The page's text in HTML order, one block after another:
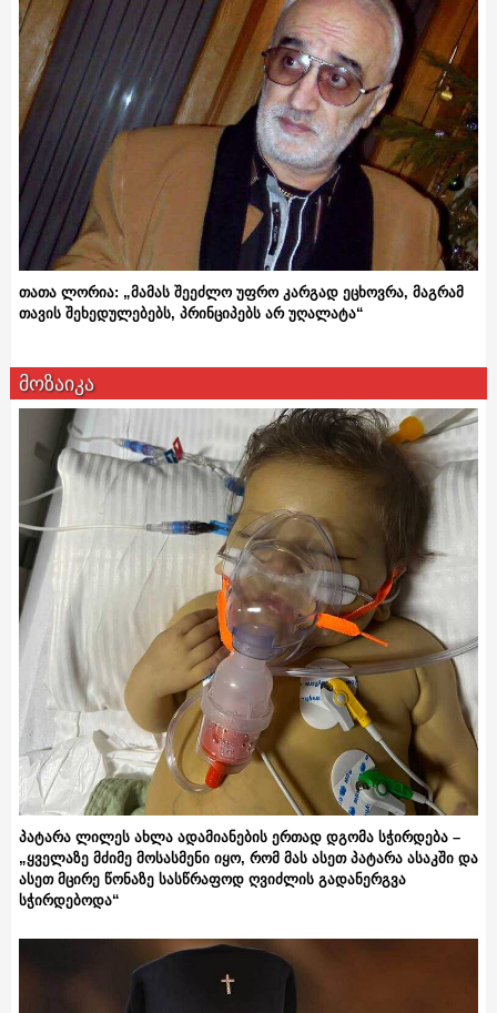
თათა ლორია: „მამას შეეძლო უფრო კარგად ეცხოვრა, მაგრამ
თავის შეხედულებებს, პრინციპებს არ უღალატა“
მოზაიკა
პატარა ლილეს ახლა ადამიანების ერთად დგომა სჭირდება –
„ყველაზე მძიმე მოსასმენი იყო, რომ მას ასეთ პატარა ასაკში და
ასეთ მცირე წონაზე სასწრაფოდ ღვიძლის გადანერგვა
სჭირდებოდა“